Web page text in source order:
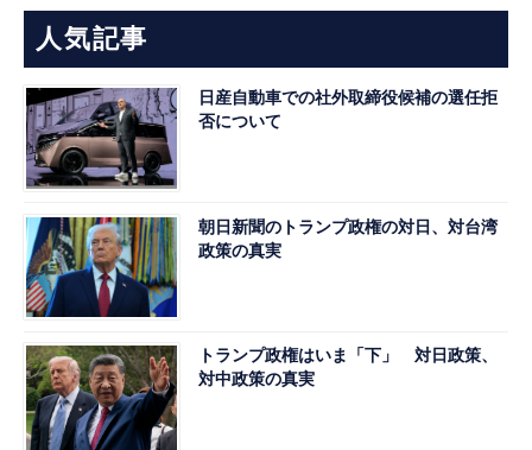
人気記事
日産自動車での社外取締役候補の選任拒
否について
朝日新聞のトランプ政権の対日、対台湾
政策の真実
トランプ政権はいま「下」 対日政策、
対中政策の真実